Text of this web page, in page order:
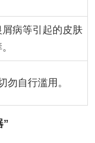
病等引起的皮肤
勿自行滥用。
”